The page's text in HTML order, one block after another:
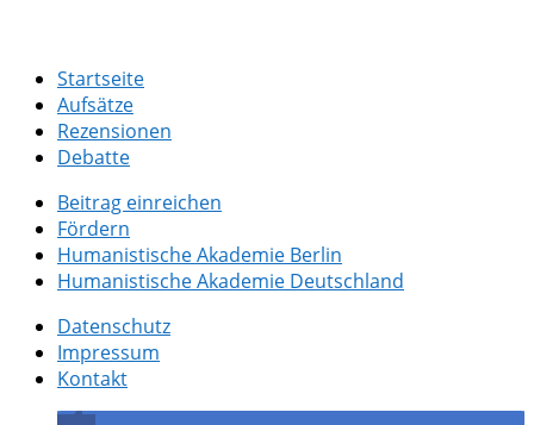
Startseite
Aufsätze
Rezensionen
Debatte
Beitrag einreichen
Fördern
Humanistische Akademie Berlin
Humanistische Akademie Deutschland
Datenschutz
Impressum
Kontakt